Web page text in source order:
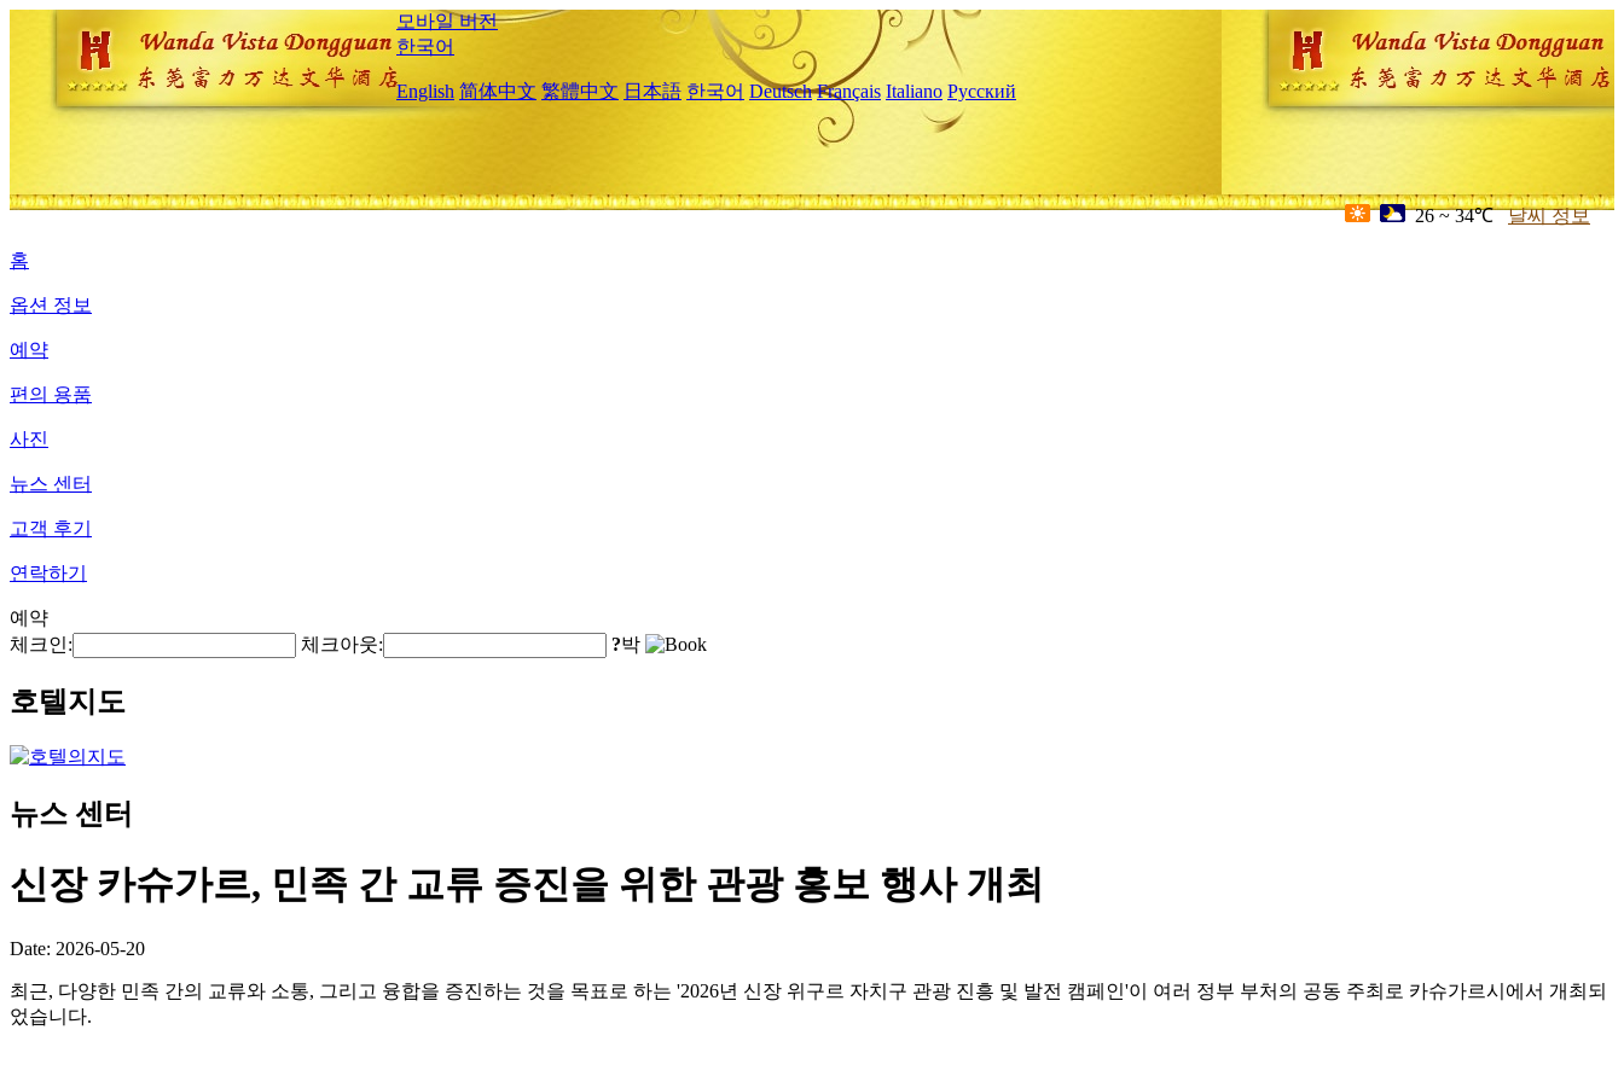
모바일 버전
한국어
English 简体中文 繁體中文 日本語 한국어 Deutsch Français Italiano Русский
26 ~ 34℃ 날씨 정보
홈
옵션 정보
예약
편의 용품
사진
뉴스 센터
고객 후기
연락하기
예약
체크인:
체크아웃: ?박
호텔지도
뉴스 센터
신장 카슈가르, 민족 간 교류 증진을 위한 관광 홍보 행사 개최
Date: 2026-05-20
최근, 다양한 민족 간의 교류와 소통, 그리고 융합을 증진하는 것을 목표로 하는 '2026년 신장 위구르 자치구 관광 진흥 및 발전 캠페인'이 여러 정부 부처의 공동 주최로 카슈가르시에서 개최되
었습니다.